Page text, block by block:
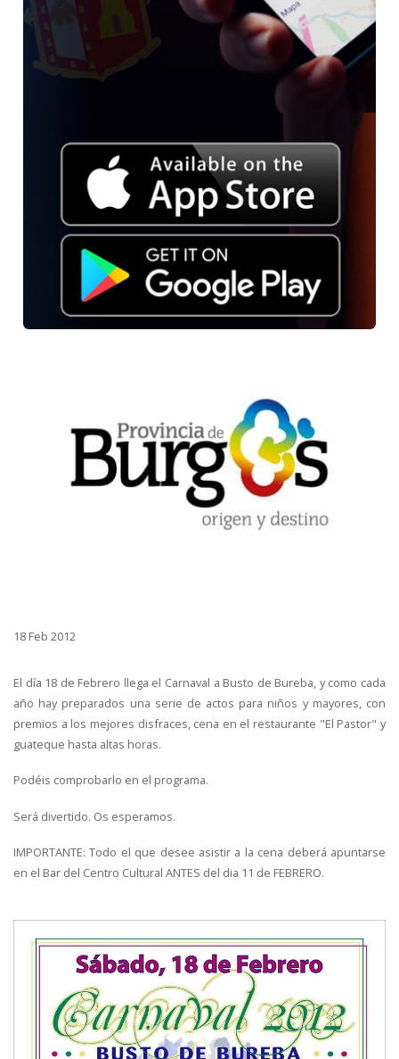
18 Feb 2012
El día 18 de Febrero llega el Carnaval a Busto de Bureba, y como cada
año hay preparados una serie de actos para niños y mayores, con
premios a los mejores disfraces, cena en el restaurante "El Pastor" y
guateque hasta altas horas.
Podéis comprobarlo en el programa.
Será divertido. Os esperamos.
IMPORTANTE: Todo el que desee asistir a la cena deberá apuntarse
en el Bar del Centro Cultural ANTES del dia 11 de FEBRERO.